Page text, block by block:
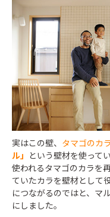
実はこの壁、 タマゴのカラ
ル」 という壁材を使って
使われるタマゴのカラを
ていたカラを壁材として
につながるのではと、マ
にしました。